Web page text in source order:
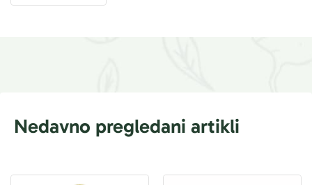
Nedavno pregledani artikli